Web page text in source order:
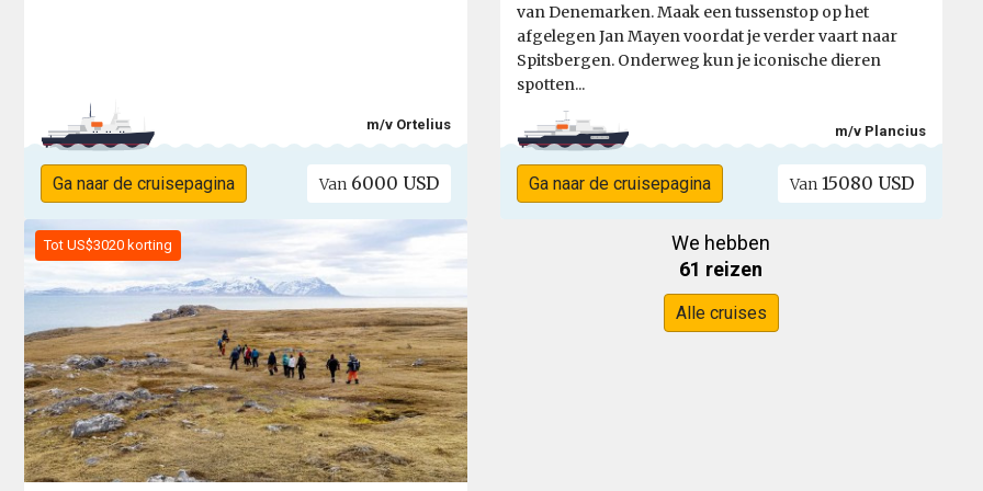
m/v Ortelius
Ga naar de cruisepagina Van6000 USD
van Denemarken. Maak een tussenstop op het
afgelegen Jan Mayen voordat je verder vaart naar
Spitsbergen. Onderweg kun je iconische dieren
spotten...
m/v Plancius
Ga naar de cruisepagina Van 15080 USD
Tot US$3020 korting
We hebben
61 reizen
Alle cruises